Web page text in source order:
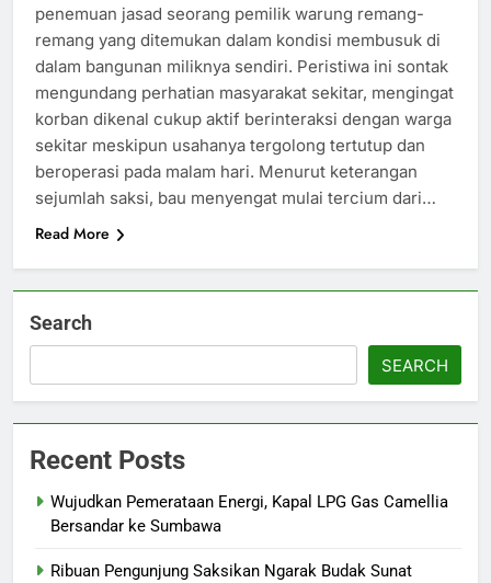
penemuan jasad seorang pemilik warung remang-
remang yang ditemukan dalam kondisi membusuk di
dalam bangunan miliknya sendiri. Peristiwa ini sontak
mengundang perhatian masyarakat sekitar, mengingat
korban dikenal cukup aktif berinteraksi dengan warga
sekitar meskipun usahanya tergolong tertutup dan
beroperasi pada malam hari. Menurut keterangan
sejumlah saksi, bau menyengat mulai tercium dari…
Read More
Search
SEARCH
Recent Posts
Wujudkan Pemerataan Energi, Kapal LPG Gas Camellia
Bersandar ke Sumbawa
Ribuan Pengunjung Saksikan Ngarak Budak Sunat